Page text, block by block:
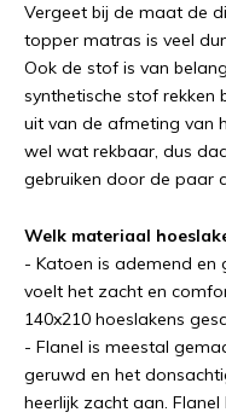
Vergeet bij de maat de
topper matras is veel
Ook de stof is van
synthetische stof rekken
uit van de afmeting van
wel wat rekbaar, dus
gebruiken door de paar
Welk materiaal
- Katoen is ademend en
voelt het zacht en
140x210 hoeslakens
- Flanel is meestal
geruwd en het
heerlijk zacht aan.